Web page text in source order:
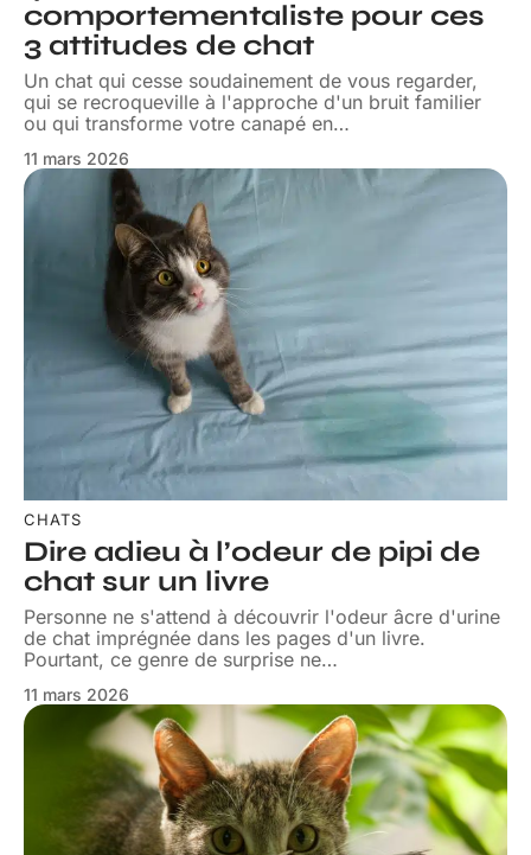
comportementaliste pour ces
3 attitudes de chat
Un chat qui cesse soudainement de vous regarder,
qui se recroqueville à l'approche d'un bruit familier
ou qui transforme votre canapé en…
11 mars 2026
CHATS
Dire adieu à l’odeur de pipi de
chat sur un livre
Personne ne s'attend à découvrir l'odeur âcre d'urine
de chat imprégnée dans les pages d'un livre.
Pourtant, ce genre de surprise ne…
11 mars 2026